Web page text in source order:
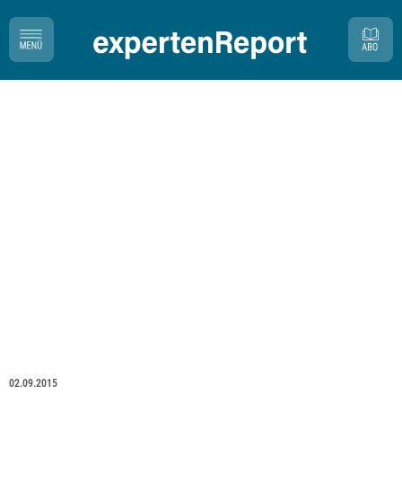
02.09.2015